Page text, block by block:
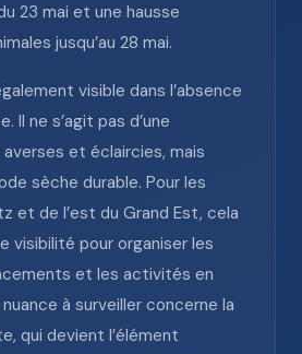
23 mai et une hausse
jusqu’au 28 mai.
visible dans l’absence
Il ne s’agit pas d’une
et éclaircies, mais
sèche durable. Pour les
et de l’est du Grand Est, cela
visibilité pour organiser les
et les activités en
à surveiller concerne la
qui devient l’élément